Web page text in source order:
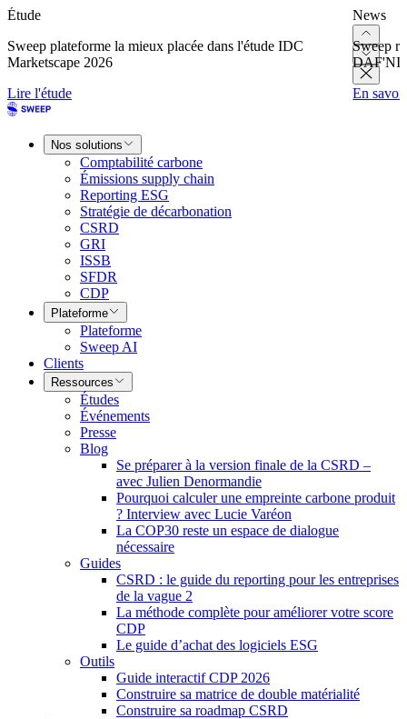
Étude
Sweep plateforme la mieux placée dans l'étude IDC
Marketscape 2026
Lire l'étude
News
Sweep
En
Nos solutions
Comptabilité carbone
Émissions supply chain
Reporting ESG
Stratégie de décarbonation
CSRD
GRI
ISSB
SFDR
CDP
Plateforme
Plateforme
Sweep AI
Clients
Ressources
Études
Événements
Presse
Blog
Se préparer à la version finale de la CSRD –
avec Julien Denormandie
Pourquoi calculer une empreinte carbone produit
? Interview avec Lucie Varéon
La COP30 reste un espace de dialogue
nécessaire
Guides
CSRD : le guide du reporting pour les entreprises
de la vague 2
La méthode complète pour améliorer votre score
CDP
Le guide d’achat des logiciels ESG
Outils
Guide interactif CDP 2026
Construire sa matrice de double matérialité
Construire sa roadmap CSRD